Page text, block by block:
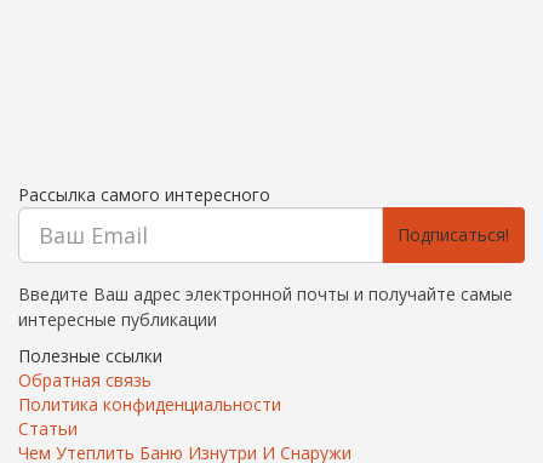
Рассылка самого интересного
Подписаться!
Введите Ваш адрес электронной почты и получайте самые
интересные публикации
Полезные ссылки
Обратная связь
Политика конфиденциальности
Статьи
Чем Утеплить Баню Изнутри И Снаружи